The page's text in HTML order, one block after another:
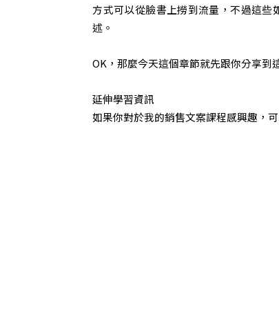
方式可以從臉書上撈到流量，不過這
述。
OK，那麼今天這個章節就先跟你分享到
延伸學習資訊
如果你對於我的銷售文案課程感興趣，